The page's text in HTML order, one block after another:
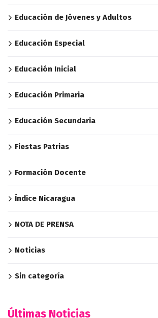
Educación de Jóvenes y Adultos
Educación Especial
Educación Inicial
Educación Primaria
Educación Secundaria
Fiestas Patrias
Formación Docente
Índice Nicaragua
NOTA DE PRENSA
Noticias
Sin categoría
Últimas Noticias